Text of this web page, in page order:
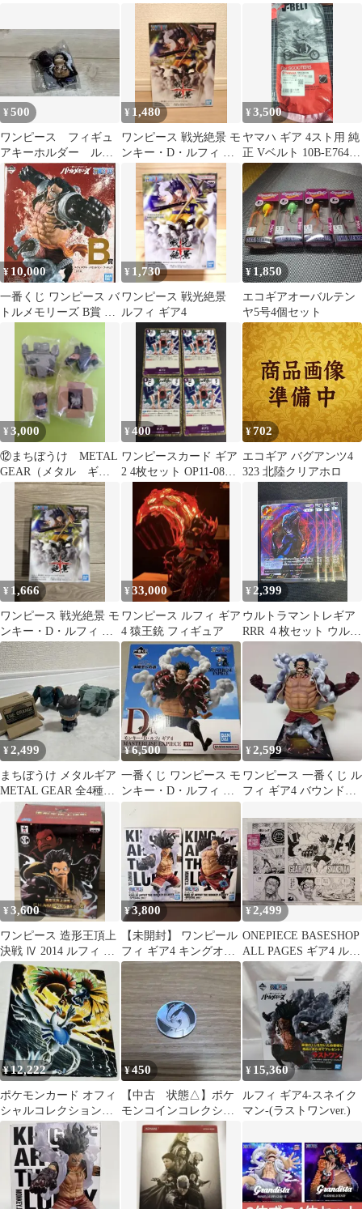
、4点セット匿名配送
セット
¥500
ワンピース フィギュ
アキーホルダー ルフ
ィ ギア４
¥ 1,480
ワンピース 戦光絶景 モ
ンキー・D・ルフィ ギ
ア4
¥3,500
ヤマハ ギア 4スト用 純
正 Vベルト 10B-E7641-
00（UA06J〜）
¥ 10,000
一番くじ ワンピース バ
トルメモリーズ B賞 ル
¥ 1,730
ワンピース 戦光絶景
ルフィ ギア4
¥1,850
エコギアオーバルテン
ヤ5号4個セット
¥3,000
⑫まちぼうけ METAL
GEAR（メタル ギ
ア）全４種
¥400
ワンピースカード ギア
2 4枚セット OP11-080
神速の拳
¥702
エコギア バグアンツ4
323 北陸クリアホロ
¥ 1,666
ワンピース 戦光絶景 モ
ンキー・D・ルフィ ギ
ア4 フィギュア
¥33,000
ワンピース ルフィ ギア
4 猿王銃 フィギュア
¥2,399
ウルトラマントレギア
RRR ４枚セット ウルト
ラマンカードゲーム ブ
ースターパック08 絆、
重なる時
¥2,499
まちぼうけ メタルギア
METAL GEAR 全4種セ
ット ガチャ
¥6,500
一番くじ ワンピース モ
ンキー・D・ルフィ ギ
ア4
¥2,599
ワンピース 一番くじ ル
フィ ギア4 バウンドマ
¥3,600
ワンピース 造形王頂上
決戦 Ⅳ 2014 ルフィ ギ
ア4 バウンドマン
¥3,800
【未開封】 ワンピール
フィ ギア4 キングオブ
アーティスト フィギュ
ア
¥ 2,499
ONEPIECE BASESHOP
ALL PAGES ギア4 ルフ
ィ カタクリ
¥12,222
ポケモンカード オフィ
シャルコレクションフ
ァイル ルギア ホウオウ
4リング
¥450
【中古 状態△】ポケ
モンコインコレクショ
ン 第4弾 ルギア
¥ 15,360
ルフィ ギア4-スネイク
マン-(ラストワンver.)